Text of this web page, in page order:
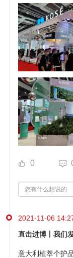
0
2021-11-06
直击进博丨我们
意大利植萃个护